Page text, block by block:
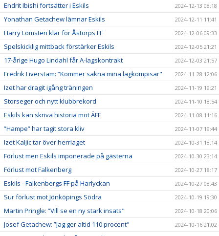
Endrit Ibishi fortsätter i Eskils 2024-12-13 08:18
Yonathan Getachew lämnar Eskils 2024-12-11 11:41
Harry Lomsten klar för Åstorps FF 2024-12-06 09:33
Spelskicklig mittback förstärker Eskils 2024-12-05 21:21
17-årige Hugo Lindahl får A-lagskontrakt 2024-12-03 21:57
Fredrik Liverstam: ”Kommer sakna mina lagkompisar" 2024-11-28 12:06
Izet har dragit igång träningen 2024-11-19 19:21
Storseger och nytt klubbrekord 2024-11-10 18:54
Eskils kan skriva historia mot ÄFF 2024-11-08 11:16
”Hampe” har tagit stora kliv 2024-11-07 19:44
Izet Kaljic tar över herrlaget 2024-10-31 18:14
Förlust men Eskils imponerade på gästerna 2024-10-30 23:14
Förlust mot Falkenberg 2024-10-27 18:17
Eskils - Falkenbergs FF på Harlyckan 2024-10-27 08:43
Sur förlust mot Jönköpings Södra 2024-10-19 19:30
Martin Pringle: ”Vill se en ny stark insats" 2024-10-18 20:06
Josef Getachew: ”Jag ger altid 110 procent" 2024-10-16 21:02